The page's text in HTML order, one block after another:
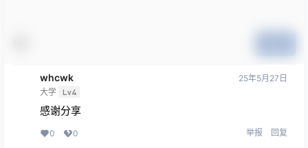
whcwk
大学 Lv4
25年5月27日
感谢分享
0 0 举报 回复